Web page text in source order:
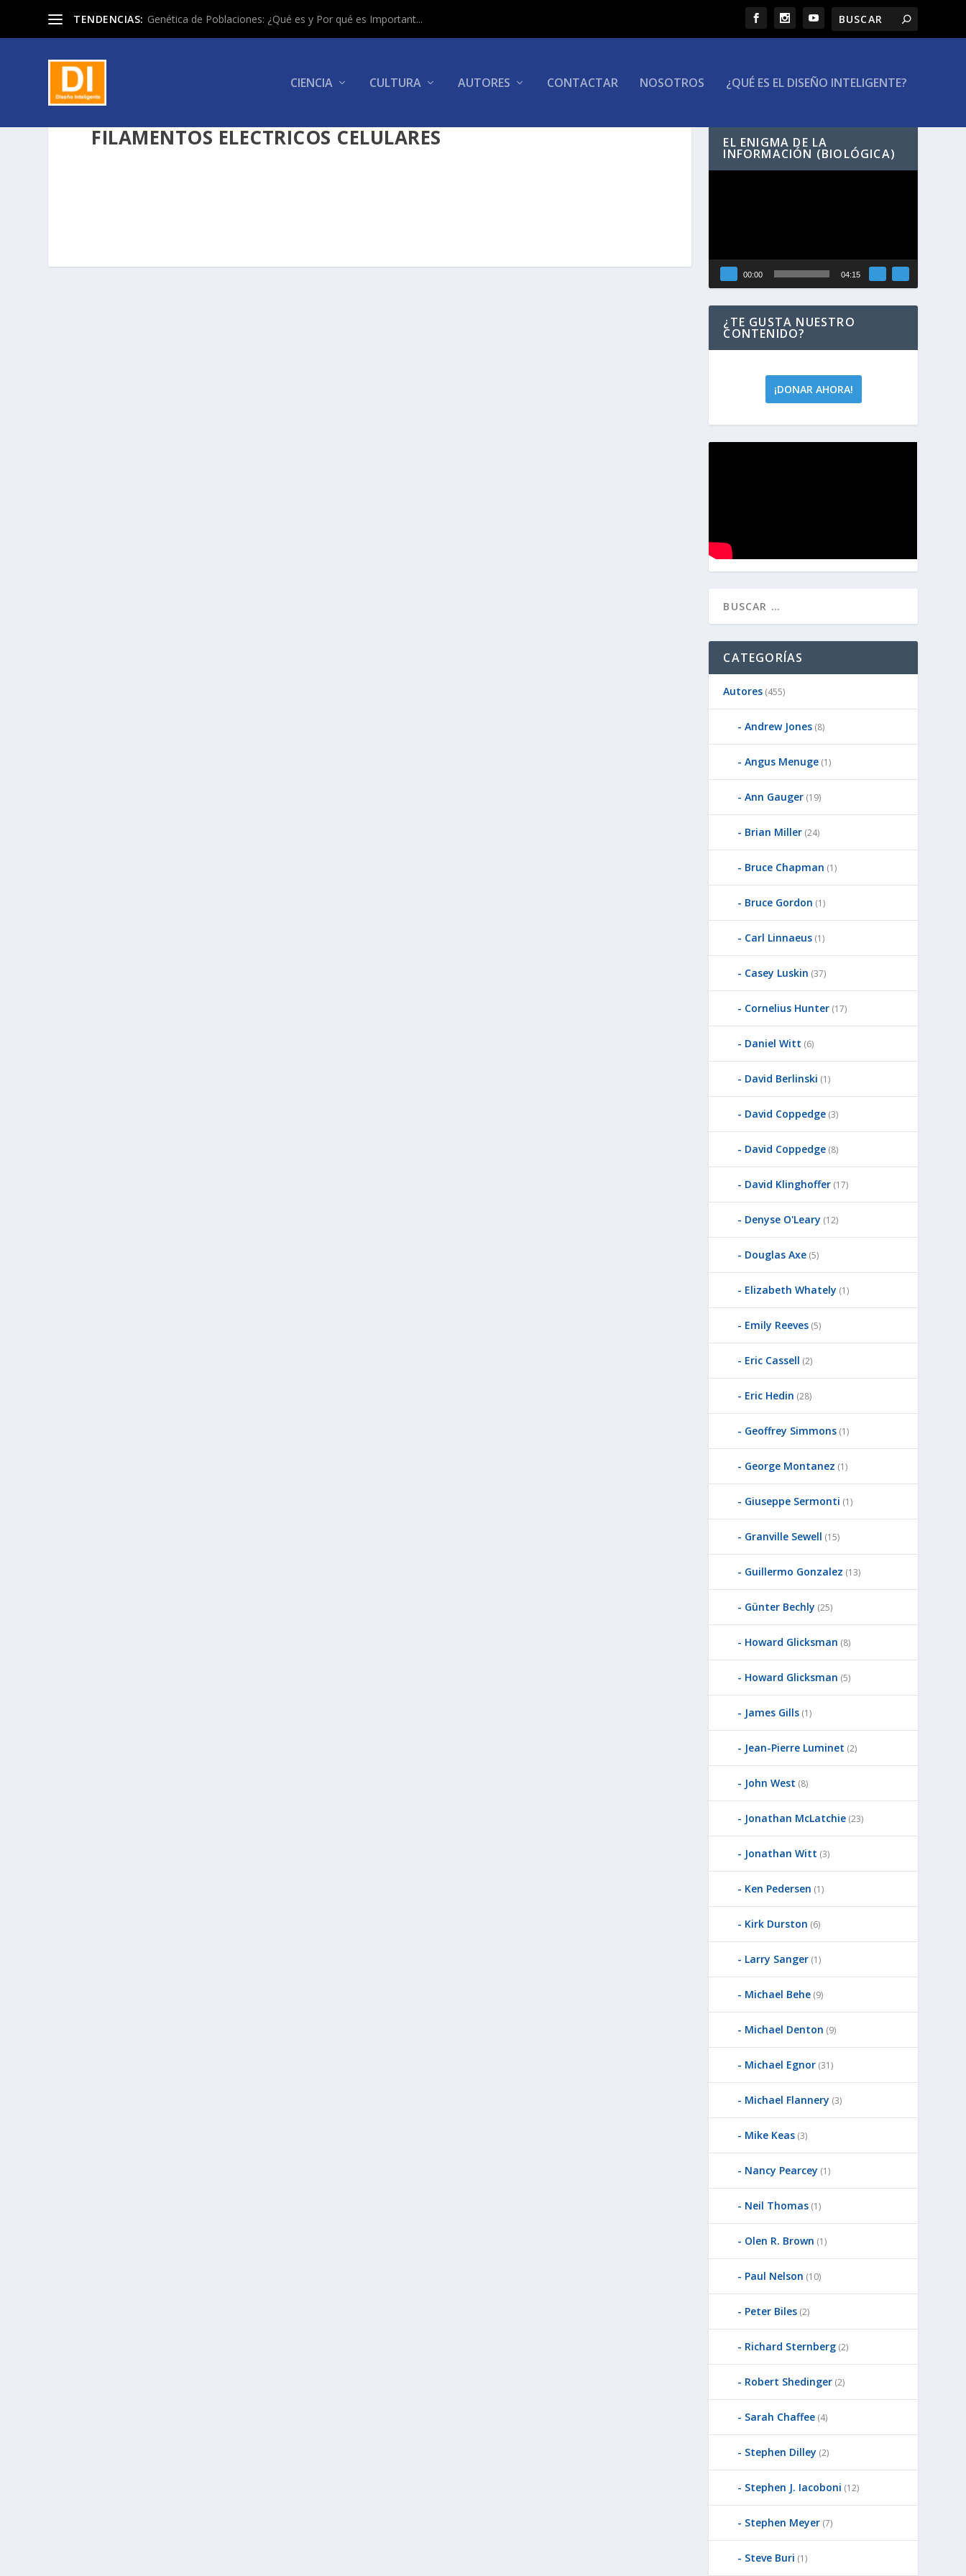
TENDENCIAS: Genética de Poblaciones: ¿Qué es y Por qué es Important...
CIENCIA CULTURA AUTORES CONTACTAR NOSOTROS ¿QUÉ ES EL DISEÑO INTELIGENTE?
FILAMENTOS ELECTRICOS CELULARES EL ENIGMA DE LA
INFORMACIÓN (BIOLÓGICA)
00:00 04:15
¿TE GUSTA NUESTRO
CONTENIDO?
¡DONAR AHORA!
CATEGORÍAS
Autores (455)
Andrew Jones (8)
Angus Menuge (1)
Ann Gauger (19)
Brian Miller (24)
Bruce Chapman (1)
Bruce Gordon (1)
Carl Linnaeus (1)
Casey Luskin (37)
Cornelius Hunter (17)
Daniel Witt (6)
David Berlinski (1)
David Coppedge (3)
David Coppedge (8)
David Klinghoffer (17)
Denyse O'Leary (12)
Douglas Axe (5)
Elizabeth Whately (1)
Emily Reeves (5)
Eric Cassell (2)
Eric Hedin (28)
Geoffrey Simmons (1)
George Montanez (1)
Giuseppe Sermonti (1)
Granville Sewell (15)
Guillermo Gonzalez (13)
Günter Bechly (25)
Howard Glicksman (8)
Howard Glicksman (5)
James Gills (1)
Jean-Pierre Luminet (2)
John West (8)
Jonathan McLatchie (23)
Jonathan Witt (3)
Ken Pedersen (1)
Kirk Durston (6)
Larry Sanger (1)
Michael Behe (9)
Michael Denton (9)
Michael Egnor (31)
Michael Flannery (3)
Mike Keas (3)
Nancy Pearcey (1)
Neil Thomas (1)
Olen R. Brown (1)
Paul Nelson (10)
Peter Biles (2)
Richard Sternberg (2)
Robert Shedinger (2)
Sarah Chaffee (4)
Stephen Dilley (2)
Stephen J. Iacoboni (12)
Stephen Meyer (7)
Steve Buri (1)